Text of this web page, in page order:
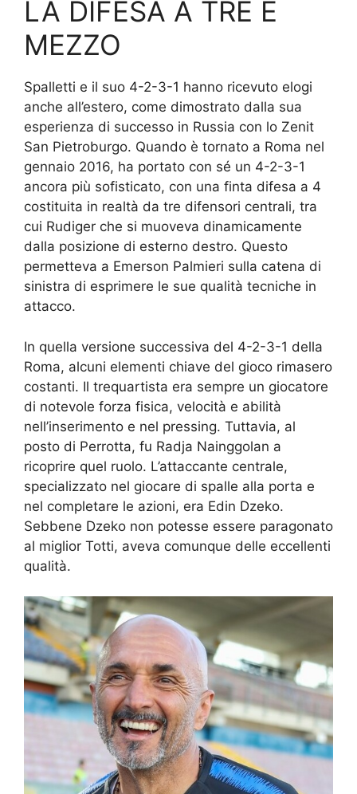
LA DIFESA A TRE E
MEZZO
Spalletti e il suo 4-2-3-1 hanno ricevuto elogi
anche all’estero, come dimostrato dalla sua
esperienza di successo in Russia con lo Zenit
San Pietroburgo. Quando è tornato a Roma nel
gennaio 2016, ha portato con sé un 4-2-3-1
ancora più sofisticato, con una finta difesa a 4
costituita in realtà da tre difensori centrali, tra
cui Rudiger che si muoveva dinamicamente
dalla posizione di esterno destro. Questo
permetteva a Emerson Palmieri sulla catena di
sinistra di esprimere le sue qualità tecniche in
attacco.
In quella versione successiva del 4-2-3-1 della
Roma, alcuni elementi chiave del gioco rimasero
costanti. Il trequartista era sempre un giocatore
di notevole forza fisica, velocità e abilità
nell’inserimento e nel pressing. Tuttavia, al
posto di Perrotta, fu Radja Nainggolan a
ricoprire quel ruolo. L’attaccante centrale,
specializzato nel giocare di spalle alla porta e
nel completare le azioni, era Edin Dzeko.
Sebbene Dzeko non potesse essere paragonato
al miglior Totti, aveva comunque delle eccellenti
qualità.